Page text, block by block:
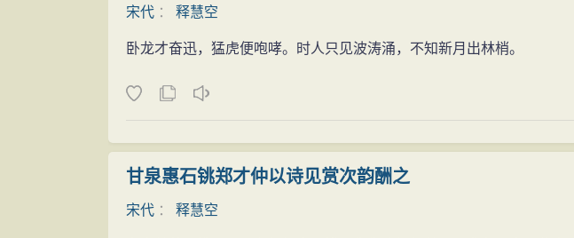
宋代 ： 释慧空
卧龙才奋迅，猛虎便咆哮。时人只见波涛涌，不知新月出林梢。
甘泉惠石铫郑才仲以诗见赏次韵酬之
宋代 ： 释慧空